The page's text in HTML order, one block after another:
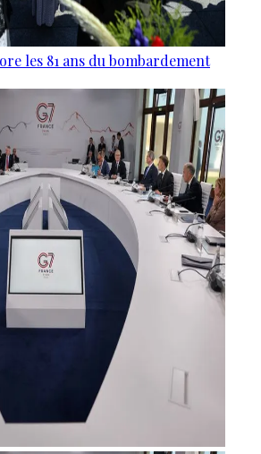
les 81 ans du bombardement